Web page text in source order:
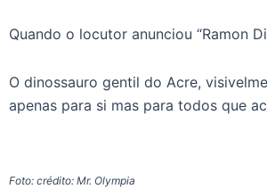
Quando o locutor anunciou “Ramon
O dinossauro gentil do Acre,
apenas para si mas para todos que
Foto: crédito: Mr. Olympia